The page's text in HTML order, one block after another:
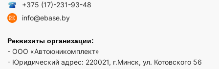
+375 (17)-231-93-48
info@ebase.by
Реквизиты организации:
- ООО «Автоюникомплект»
- Юридический адрес: 220021, г.Минск, ул. Котовского 56